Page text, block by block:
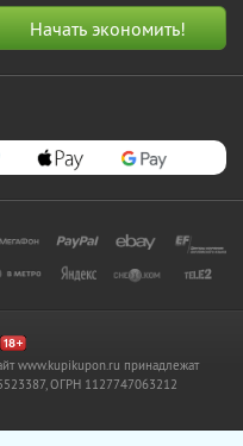
www.kupikupon.ru принадлежат
ОГРН 1127747063212